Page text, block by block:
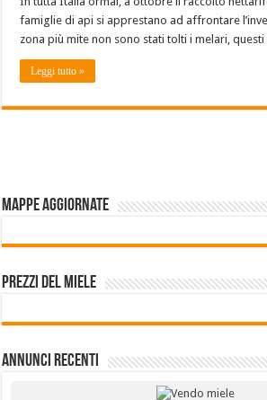
famiglie di api si apprestano ad affrontare
zona più mite non sono stati tolti i melari, questi
Leggi tutto »
Mappe aggiornate
Prezzi del miele
Annunci Recenti